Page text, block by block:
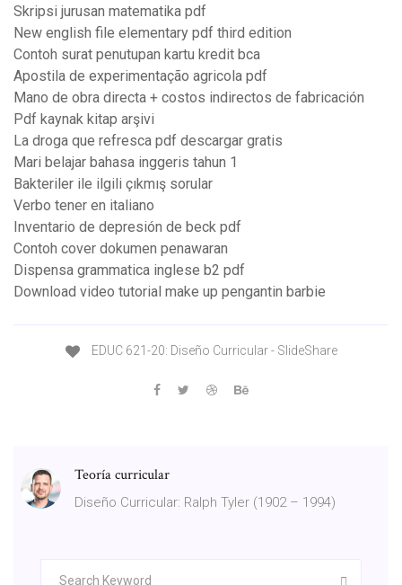
Skripsi jurusan matematika pdf
New english file elementary pdf third edition
Contoh surat penutupan kartu kredit bca
Apostila de experimentação agricola pdf
Mano de obra directa + costos indirectos de fabricación
Pdf kaynak kitap arşivi
La droga que refresca pdf descargar gratis
Mari belajar bahasa inggeris tahun 1
Bakteriler ile ilgili çıkmış sorular
Verbo tener en italiano
Inventario de depresión de beck pdf
Contoh cover dokumen penawaran
Dispensa grammatica inglese b2 pdf
Download video tutorial make up pengantin barbie
EDUC 621-20: Diseño Curricular - SlideShare
Teoría curricular
Diseño Curricular: Ralph Tyler (1902 – 1994)